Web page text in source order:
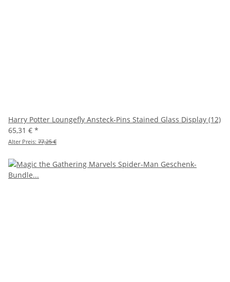
Harry Potter Loungefly Ansteck-Pins Stained Glass Display (12)
65,31 € *
Alter Preis: 77,25 €